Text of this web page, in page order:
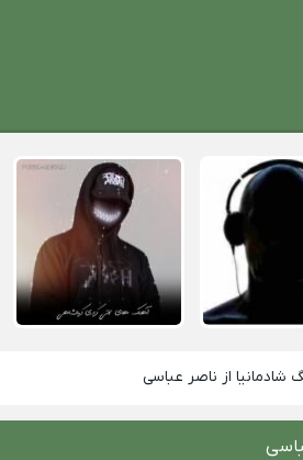
شادمانیا از ناصر عباسی